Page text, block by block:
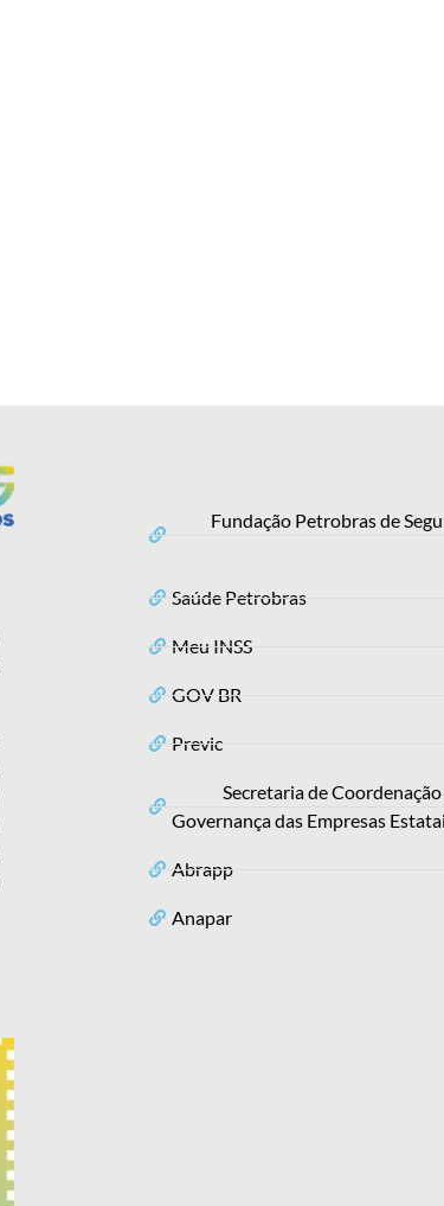
Fundação Petrobras de
Saúde Petrobras
Meu INSS
GOV BR
Previc
Secretaria de Coordenação
Governança das Empresas
Abrapp
Anapar